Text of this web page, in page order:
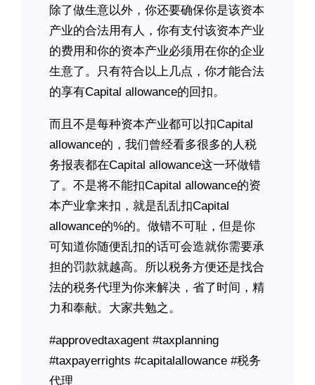
除了做生意以外，你还要确保你是该资本
产业的合法用有人，你有支付该资本产业
的费用和你的资本产业必须用在你的企业
生意了。只有符合以上几点，你才能合法
的享有Capital allowance的回扣。
而且不是每种资本产业都可以扣Capital
allowance的，我们曾经看多很多的人税
务报表都在Capital allowance这一环做错
了。不是将不能扣Capital allowance的资
本产业拿来扣，就是乱乱扣Capital
allowance的%的。做错不可耻，但是你
可知道你随便乱扣的话可会造就你需要承
担的罚款就越高。所以税务方便还是找合
法的税务代理为你来解决，省了时间，精
力和奉献。大家共勉之。
#approvedtaxagent #taxplanning
#taxpayerrights #capitalallowance #税务
代理